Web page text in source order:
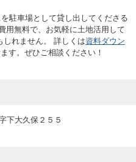
駐車場として貸し出してくださる
用無料で、お気軽に土地活用して
しれません。 詳しくは資料ダウン
す。ぜひご相談ください！
下大久保２５５